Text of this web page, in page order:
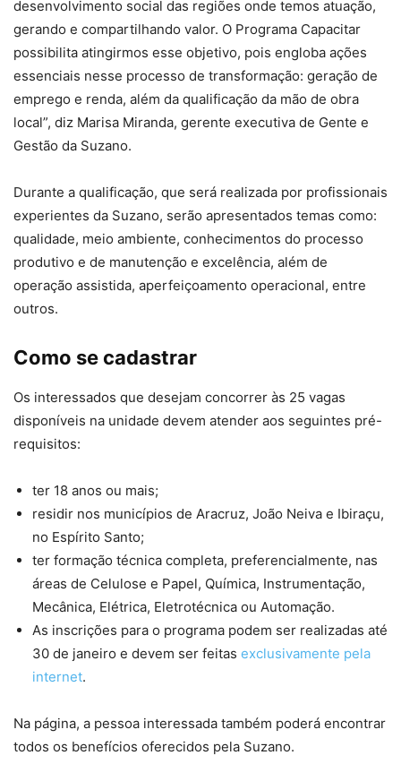
desenvolvimento social das regiões onde temos atuação,
gerando e compartilhando valor. O Programa Capacitar
possibilita atingirmos esse objetivo, pois engloba ações
essenciais nesse processo de transformação: geração de
emprego e renda, além da qualificação da mão de obra
local”, diz Marisa Miranda, gerente executiva de Gente e
Gestão da Suzano.
Durante a qualificação, que será realizada por profissionais
experientes da Suzano, serão apresentados temas como:
qualidade, meio ambiente, conhecimentos do processo
produtivo e de manutenção e excelência, além de
operação assistida, aperfeiçoamento operacional, entre
outros.
Como se cadastrar
Os interessados que desejam concorrer às 25 vagas
disponíveis na unidade devem atender aos seguintes pré-
requisitos:
ter 18 anos ou mais;
residir nos municípios de Aracruz, João Neiva e Ibiraçu,
no Espírito Santo;
ter formação técnica completa, preferencialmente, nas
áreas de Celulose e Papel, Química, Instrumentação,
Mecânica, Elétrica, Eletrotécnica ou Automação.
As inscrições para o programa podem ser realizadas até
30 de janeiro e devem ser feitas exclusivamente pela
internet.
Na página, a pessoa interessada também poderá encontrar
todos os benefícios oferecidos pela Suzano.